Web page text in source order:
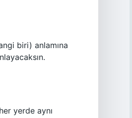
biri) anlamına
yerde aynı